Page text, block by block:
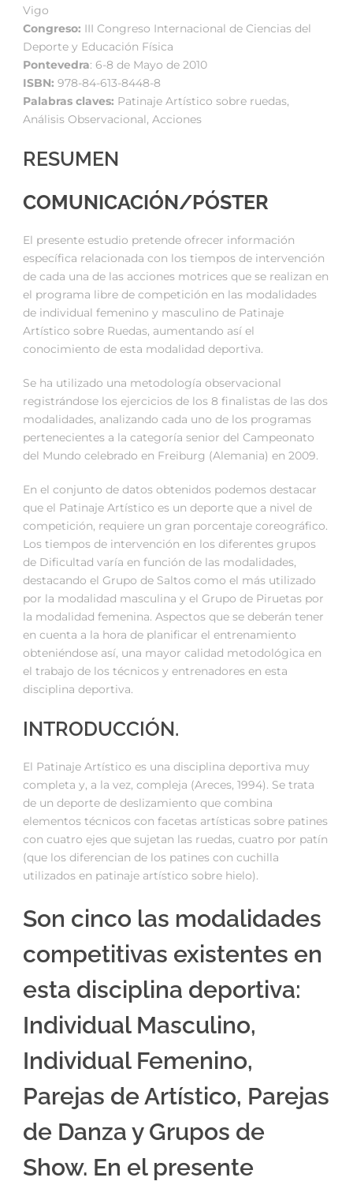
Vigo
Congreso: III Congreso Internacional de Ciencias del
Deporte y Educación Física
Pontevedra: 6-8 de Mayo de 2010
ISBN: 978-84-613-8448-8
Palabras claves: Patinaje Artístico sobre ruedas,
Análisis Observacional, Acciones
RESUMEN
COMUNICACIÓN/PÓSTER
El presente estudio pretende ofrecer información
específica relacionada con los tiempos de intervención
de cada una de las acciones motrices que se realizan en
el programa libre de competición en las modalidades
de individual femenino y masculino de Patinaje
Artístico sobre Ruedas, aumentando así el
conocimiento de esta modalidad deportiva.
Se ha utilizado una metodología observacional
registrándose los ejercicios de los 8 finalistas de las dos
modalidades, analizando cada uno de los programas
pertenecientes a la categoría senior del Campeonato
del Mundo celebrado en Freiburg (Alemania) en 2009.
En el conjunto de datos obtenidos podemos destacar
que el Patinaje Artístico es un deporte que a nivel de
competición, requiere un gran porcentaje coreográfico.
Los tiempos de intervención en los diferentes grupos
de Dificultad varía en función de las modalidades,
destacando el Grupo de Saltos como el más utilizado
por la modalidad masculina y el Grupo de Piruetas por
la modalidad femenina. Aspectos que se deberán tener
en cuenta a la hora de planificar el entrenamiento
obteniéndose así, una mayor calidad metodológica en
el trabajo de los técnicos y entrenadores en esta
disciplina deportiva.
INTRODUCCIÓN.
El Patinaje Artístico es una disciplina deportiva muy
completa y, a la vez, compleja (Areces, 1994). Se trata
de un deporte de deslizamiento que combina
elementos técnicos con facetas artísticas sobre patines
con cuatro ejes que sujetan las ruedas, cuatro por patín
(que los diferencian de los patines con cuchilla
utilizados en patinaje artístico sobre hielo).
Son cinco las modalidades
competitivas existentes en
esta disciplina deportiva:
Individual Masculino,
Individual Femenino,
Parejas de Artístico, Parejas
de Danza y Grupos de
Show. En el presente